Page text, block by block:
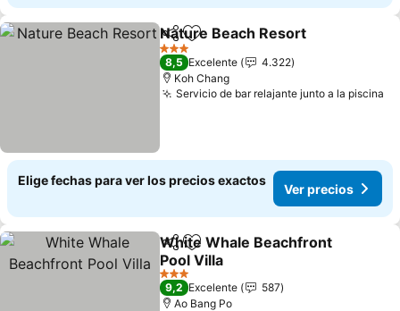
CompartirAgregar a favoritos
Nature Beach Resort
3 Estrellas
8,5 Excelente
4.322
Koh Chang
Servicio de bar relajante junto a la piscina
Elige fechas para ver los precios exactos
Ver precios
CompartirAgregar a favoritos
White Whale Beachfront
Pool Villa
Ver precios
3 Estrellas
9,2 Excelente
587
Ao Bang Po